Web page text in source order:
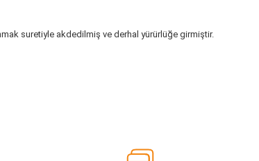
suretiyle akdedilmiş ve derhal yürürlüğe girmiştir.